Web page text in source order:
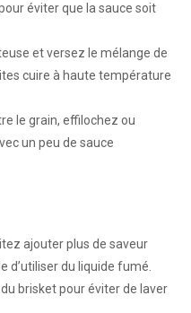
éviter que la sauce soit
et versez le mélange de
cuire à haute température
le grain, effilochez ou
un peu de sauce
ajouter plus de saveur
d’utiliser du liquide fumé.
brisket pour éviter de laver